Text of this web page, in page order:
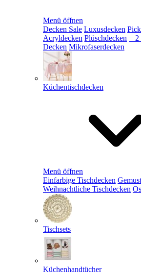
Menü öffnen
Decken Sale Luxusdecken
Acryldecken Plüschdecken + 2
Decken Mikrofaserdecken
Küchentischdecken
Menü öffnen
Einfarbige Tischdecken
Weihnachtliche Tischdecken
Tischsets
Küchenhandtücher